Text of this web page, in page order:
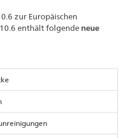
zur Europäischen
enthält folgende neue